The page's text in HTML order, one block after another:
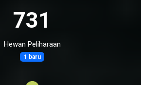
731
Hewan Peliharaan
1 baru